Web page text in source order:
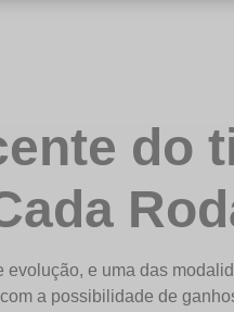
do
e uma das
a possibilidade de